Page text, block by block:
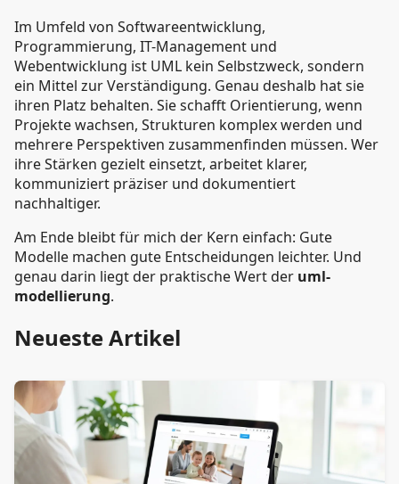
Im Umfeld von Softwareentwicklung,
Programmierung, IT-Management und
Webentwicklung ist UML kein Selbstzweck, sondern
ein Mittel zur Verständigung. Genau deshalb hat sie
ihren Platz behalten. Sie schafft Orientierung, wenn
Projekte wachsen, Strukturen komplex werden und
mehrere Perspektiven zusammenfinden müssen. Wer
ihre Stärken gezielt einsetzt, arbeitet klarer,
kommuniziert präziser und dokumentiert
nachhaltiger.
Am Ende bleibt für mich der Kern einfach: Gute
Modelle machen gute Entscheidungen leichter. Und
genau darin liegt der praktische Wert der uml-
modellierung.
Neueste Artikel